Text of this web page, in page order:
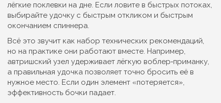
лёгкие поклевки на дне. Если ловите в быстрых потоках,
выбирайте удочку с быстрым откликом и быстрым
окончанием спиннера.
Всё это звучит как набор технических рекомендаций,
но на практике они работают вместе. Например,
автришский узел удерживает лёгкую воблер‑приманку,
а правильная удочка позволяет точно бросить её в
нужное место. Если один элемент «потеряется»,
эффективность бочки падает.